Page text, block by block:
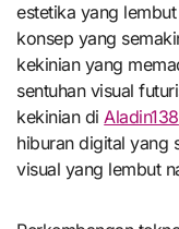
estetika yang
konsep yang
kekinian yang
sentuhan visual
kekinian diAladin138
hiburan digital yang
visual yang lembut